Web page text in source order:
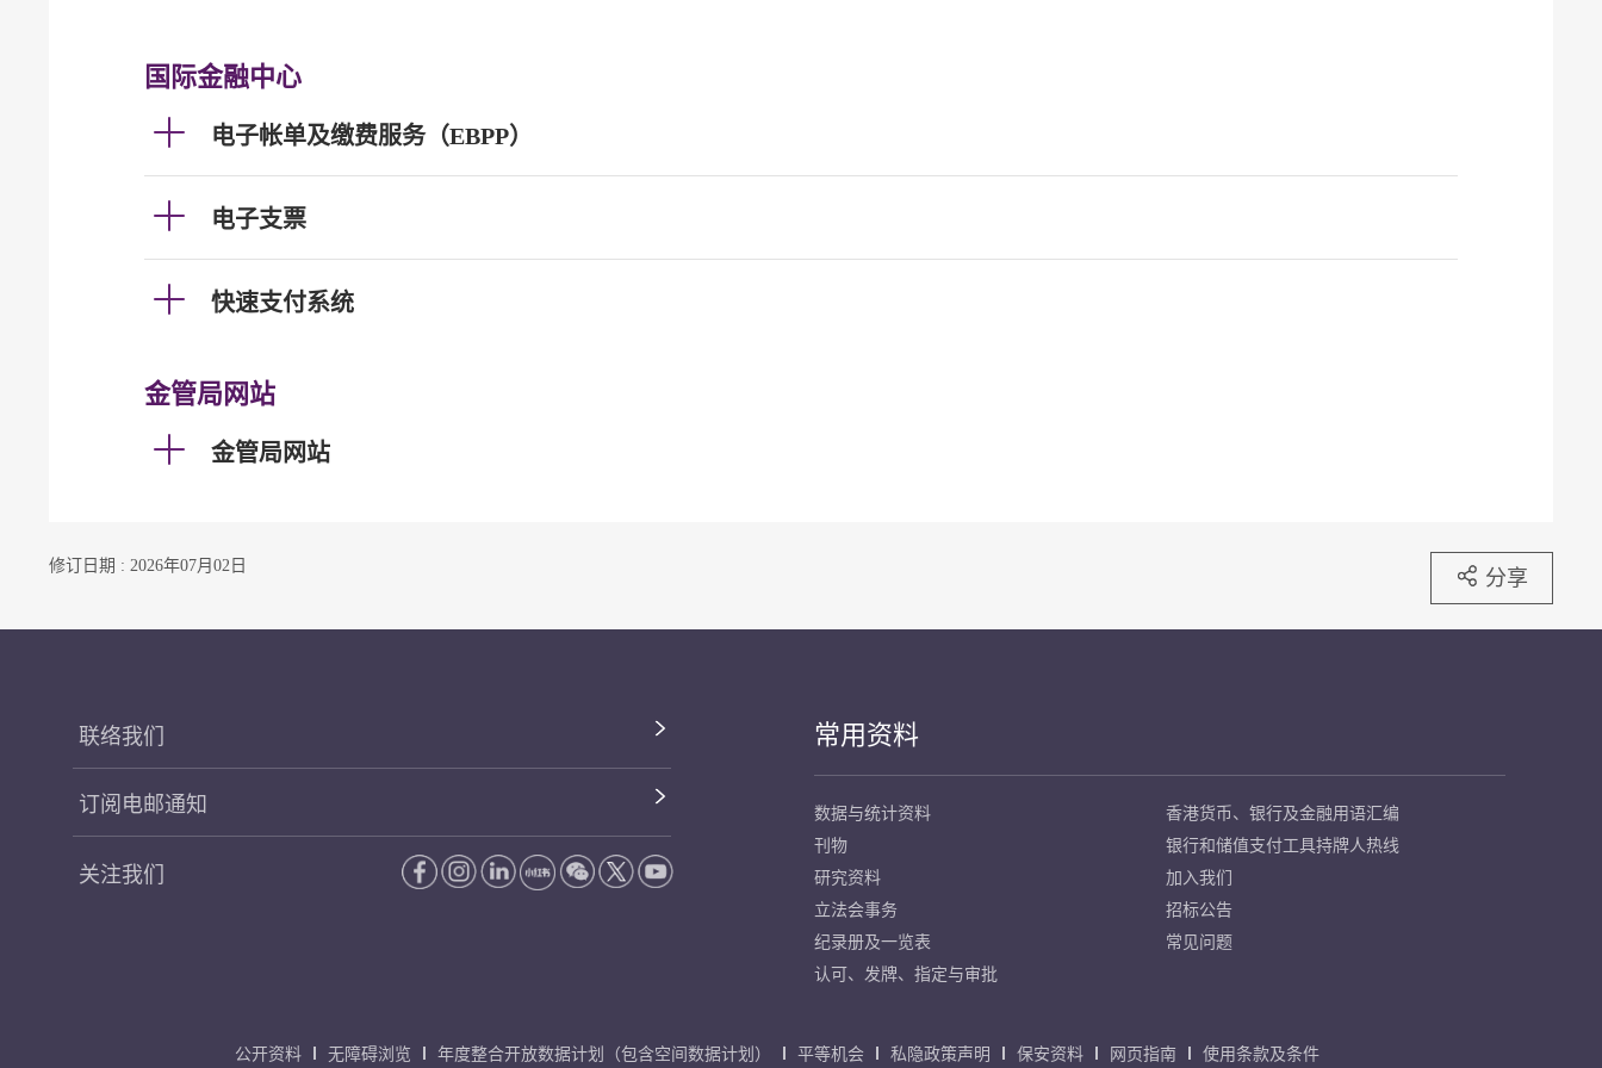
国际金融中心
电子帐单及缴费服务（EBPP）
电子支票
快速支付系统
金管局网站
金管局网站
修订日期 : 2026年07月02日 分享
联络我们
订阅电邮通知
关注我们
常用资料
数据与统计资料
刊物
研究资料
立法会事务
纪录册及一览表
认可、发牌、指定与审批
香港货币、银行及金融用语汇编
银行和储值支付工具持牌人热线
加入我们
招标公告
常见问题
公开资料 无障碍浏览 年度整合开放数据计划（包含空间数据计划） 平等机会 私隐政策声明 保安资料 网页指南 使用条款及条件